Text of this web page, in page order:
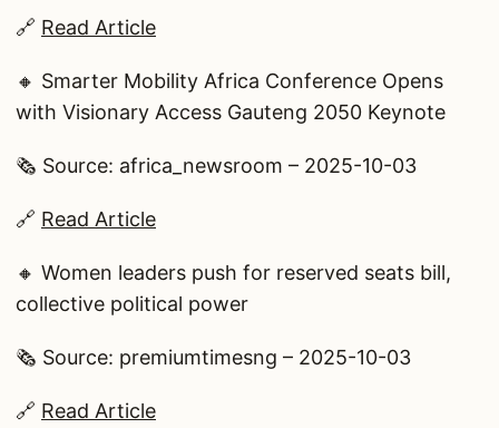
🔗 Read Article
🔸 Smarter Mobility Africa Conference Opens
with Visionary Access Gauteng 2050 Keynote
🗞️ Source: africa_newsroom – 2025-10-03
🔗 Read Article
🔸 Women leaders push for reserved seats bill,
collective political power
🗞️ Source: premiumtimesng – 2025-10-03
🔗 Read Article